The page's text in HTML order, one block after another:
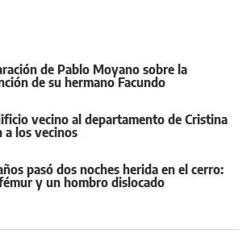
de Pablo Moyano sobre la
de su hermano Facundo
vecino al departamento de Cristina
a los vecinos
pasó dos noches herida en el cerro:
y un hombro dislocado